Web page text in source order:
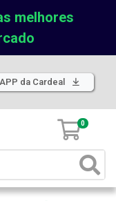
melhores
da Cardeal
0